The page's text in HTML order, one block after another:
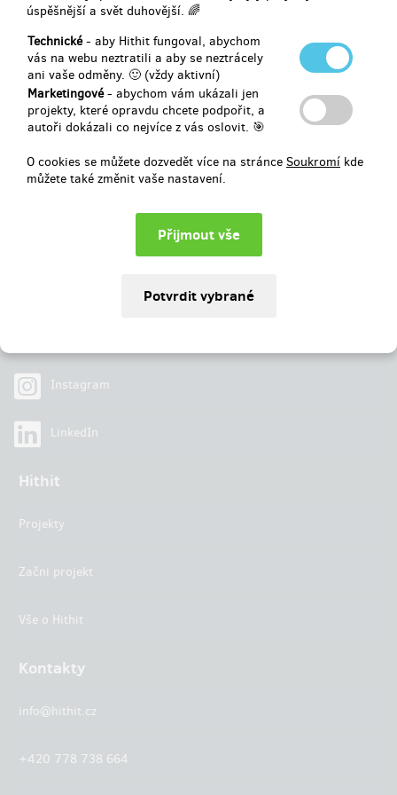
úspěšnější a svět duhovější. 🌈
Technické- aby Hithit fungoval, abychom
vás na webu neztratili a aby se neztrácely
ani vaše odměny. 🙂 (vždy aktivní)
Marketingové- abychom vám ukázali jen
projekty, které opravdu chcete podpořit, a
autoři dokázali co nejvíce z vás oslovit. 🎯
O cookies se můžete dozvedět více na stránce Soukromí kde
můžete také změnit vaše nastavení.
Vybráno
123 630 Kčz120 000 Kč
103% Úspěšně dokončený
Instagram
LinkedIn
Hithit
Projekty
Začni projekt
Vše o Hithit
Kontakty
info@hithit.cz
+420 778 738 664